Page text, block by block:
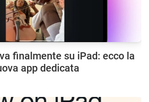
finalmente su iPad: ecco la
app dedicata